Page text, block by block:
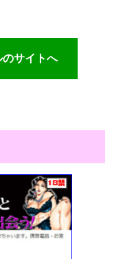
のサイトへ